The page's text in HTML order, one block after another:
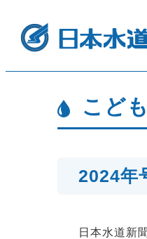
こど
2024年
日本水道新